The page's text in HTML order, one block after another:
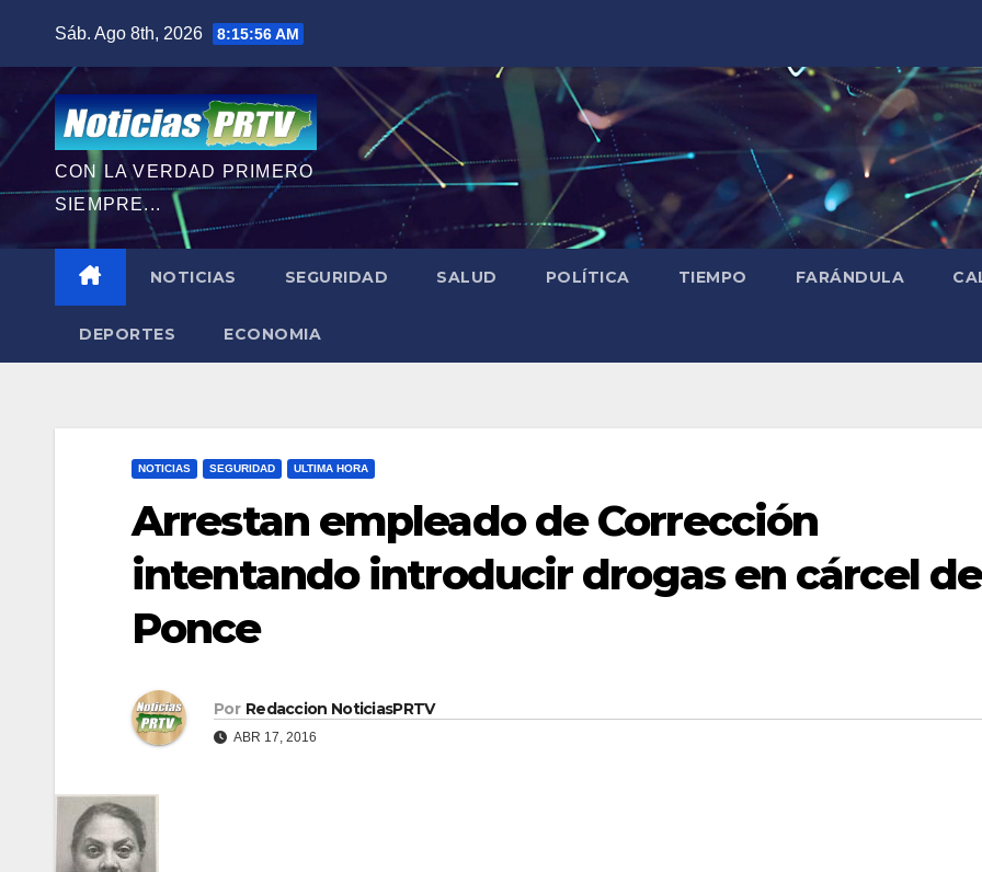
contenido
Sáb. Ago 8th, 2026 8:15:58 AM
CON LA VERDAD PRIMERO
SIEMPRE...
NOTICIAS SEGURIDAD SALUD POLÍTICA TIEMPO FARÁNDULA
DEPORTES ECONOMIA
NOTICIAS SEGURIDAD ULTIMA HORA
Arrestan empleado de Corrección
intentando introducir drogas en cárcel de
Ponce
Por Redaccion NoticiasPRTV
ABR 17, 2016